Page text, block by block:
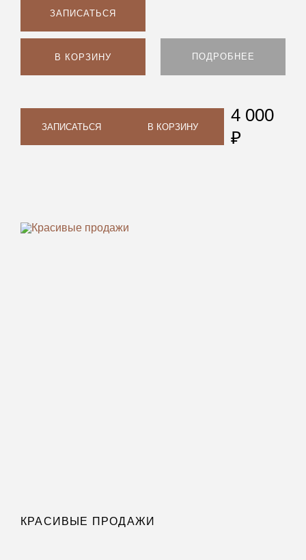
ЗАПИСАТЬСЯ
В КОРЗИНУ ПОДРОБНЕЕ
ЗАПИСАТЬСЯ В КОРЗИНУ
4 000
₽
КРАСИВЫЕ ПРОДАЖИ